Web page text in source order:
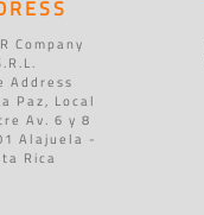
Company
Address
Paz, Local
Av. 6 y 8
Alajuela -
Rica